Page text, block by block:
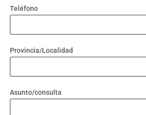
Teléfono
Provincia/Localidad
Asunto/consulta